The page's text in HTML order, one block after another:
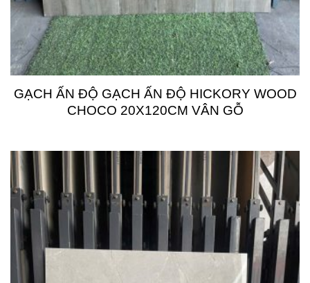
GẠCH ẤN ĐỘ GẠCH ẤN ĐỘ HICKORY WOOD
CHOCO 20X120CM VÂN GỖ